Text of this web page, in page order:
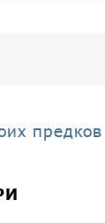
предков